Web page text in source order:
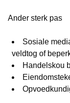
Ander sterk pas
Sosiale
veldtog of
Handelskou